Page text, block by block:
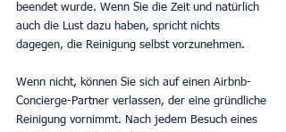
beendet wurde. Wenn Sie die Zeit und natürlich
auch die Lust dazu haben, spricht nichts
dagegen, die Reinigung selbst vorzunehmen.
Wenn nicht, können Sie sich auf einen Airbnb-
Concierge-Partner verlassen, der eine gründliche
Reinigung vornimmt. Nach jedem Besuch eines